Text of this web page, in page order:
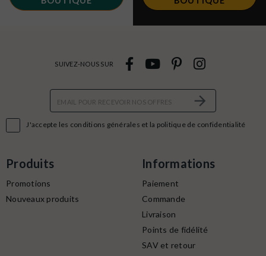
J'accepte les conditions générales et la politique de confidentialité
SUIVEZ-NOUS SUR
Produits
Promotions
Nouveaux produits
Informations
Paiement
Commande
Livraison
Points de fidélité
SAV et retour